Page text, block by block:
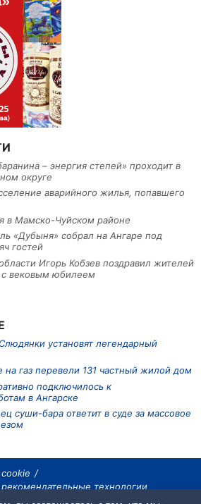
– энергия степей» проходит в
округе
аварийного жилья, попавшего
в Мамско-Чуйском районе
«Дубыня» собрал на Ангаре под
гостей
Игорь Кобзев поздравил жителей
с вековым юбилеем
установят легендарный
на газ перевели 131 частный жилой дом
подключилось к
в Ангарске
суши-бара ответит в суде за массовое
технологии